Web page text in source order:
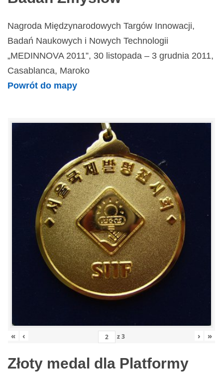
Nagroda Międzynarodowych Targów Innowacji,
Badań Naukowych i Nowych Technologii
„MEDINNOVA 2011”, 30 listopada – 3 grudnia 2011,
Casablanca, Maroko
Powrót do mapy
« ‹ z3 › »
Złoty medal dla Platformy